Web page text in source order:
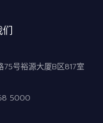
号裕源大厦B区817室
5000